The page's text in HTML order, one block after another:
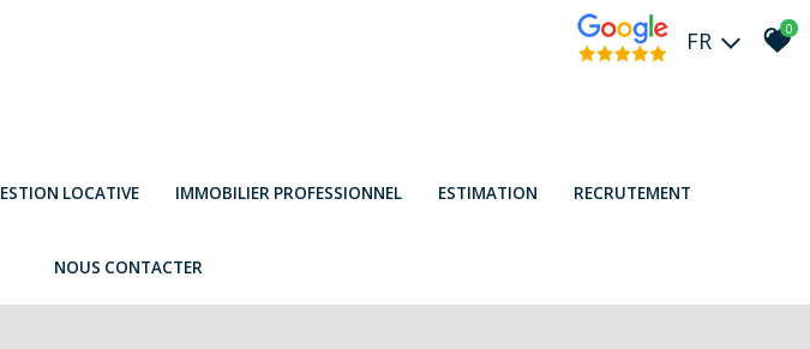
FR 0
GESTION LOCATIVE IMMOBILIER PROFESSIONNEL ESTIMATION RECRUTEMENT
NOUS CONTACTER